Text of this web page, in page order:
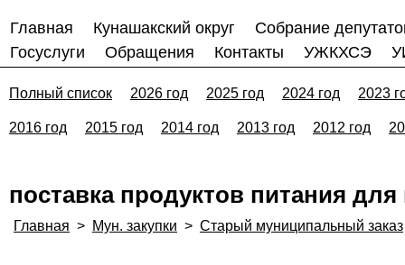
Главная Кунашакский округ
Собрание
Госуслуги
Обращения Контакты УЖКХСЭ
Полный список 2026 год 2025 год 2024 год 2023
2016 год 2015 год 2014 год 2013 год 2012 год
поставка продуктов питания
Главная > Мун. закупки > Старый муниципальный заказ